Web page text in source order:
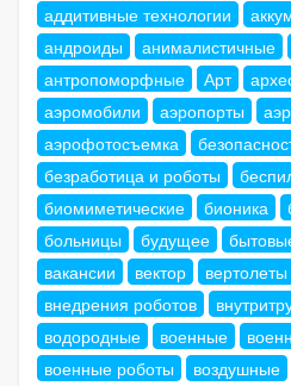
аддитивные технологии
андроиды
анималистичные
антропоморфные
Арт
аэромобили
аэропорты
аэрофотосъемка
безработица и роботы
биомиметические
бионика
больницы
будущее
вакансии
вектор вертолеты
внедрения роботов
водородные
военные
военные роботы
воздушные